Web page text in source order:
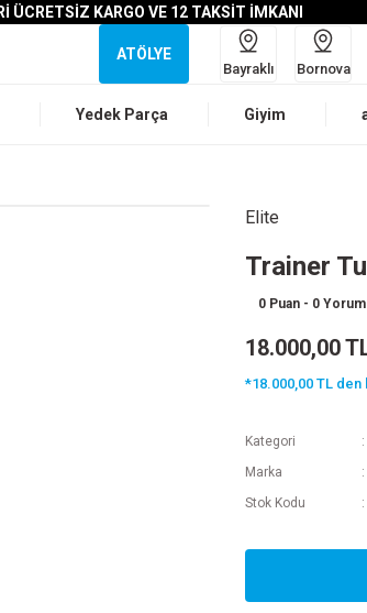
ÜCRETSİZ KARGO VE 12 TAKSİT İMKANI
ATÖLYE
Bayraklı Bornova
Yedek Parça Giyim
Elite
Trainer
0 Puan - 0 Yorum
18.000,00
*18.000,00 TL
Kategori
Marka
Stok Kodu